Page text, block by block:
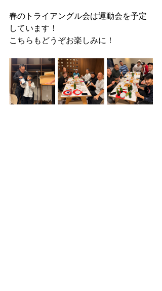
春のトライアングル会は運動会を予定
しています！
こちらもどうぞお楽しみに！